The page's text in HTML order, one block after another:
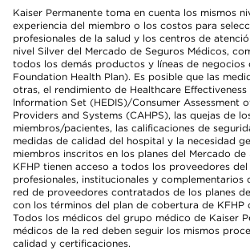
Kaiser Permanente toma en cuenta los mismos
experiencia del miembro o los costos para
profesionales de la salud y los centros de
nivel Silver del Mercado de Seguros Médicos,
todos los demás productos y líneas de negocios
Foundation Health Plan). Es posible que las
otras, el rendimiento de Healthcare Effectiveness
Information Set (HEDIS)/Consumer Assessment
Providers and Systems (CAHPS), las quejas de
miembros/pacientes, las calificaciones de
medidas de calidad del hospital y la necesidad
miembros inscritos en los planes del Mercado de
KFHP tienen acceso a todos los proveedores
profesionales, institucionales y complementarios
red de proveedores contratados de los planes
con los términos del plan de cobertura de KFHP
Todos los médicos del grupo médico de Kaiser
médicos de la red deben seguir los mismos
calidad y certificaciones.